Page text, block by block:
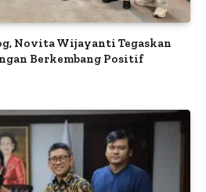
Novita Wijayanti Tegaskan
Berkembang Positif